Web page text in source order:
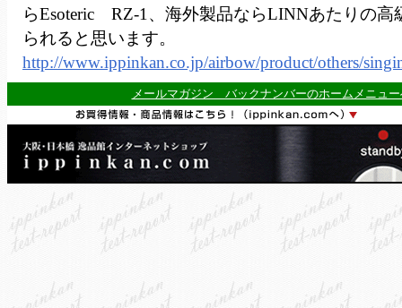
らEsoteric RZ-1、海外製品ならLINNあたりの高
られると思います。
http://www.ippinkan.co.jp/airbow/product/others/
メールマガジン バックナンバーのホームメニュー